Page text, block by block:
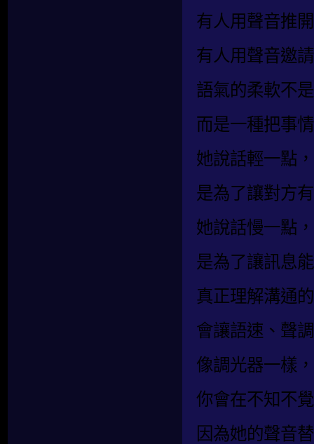
有人用聲音推
有人用聲音邀
語氣的柔軟不
而是一種把事
她說話輕一點，
是為了讓對方
她說話慢一點，
是為了讓訊息
真正理解溝通
會讓語速、聲
像調光器一樣
你會在不知不
因為她的聲音